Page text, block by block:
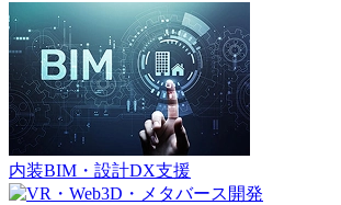
内装BIM・設計DX支援